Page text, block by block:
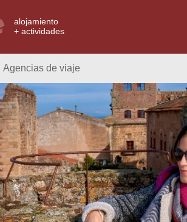
alojamiento
+ actividades
Agencias de viaje